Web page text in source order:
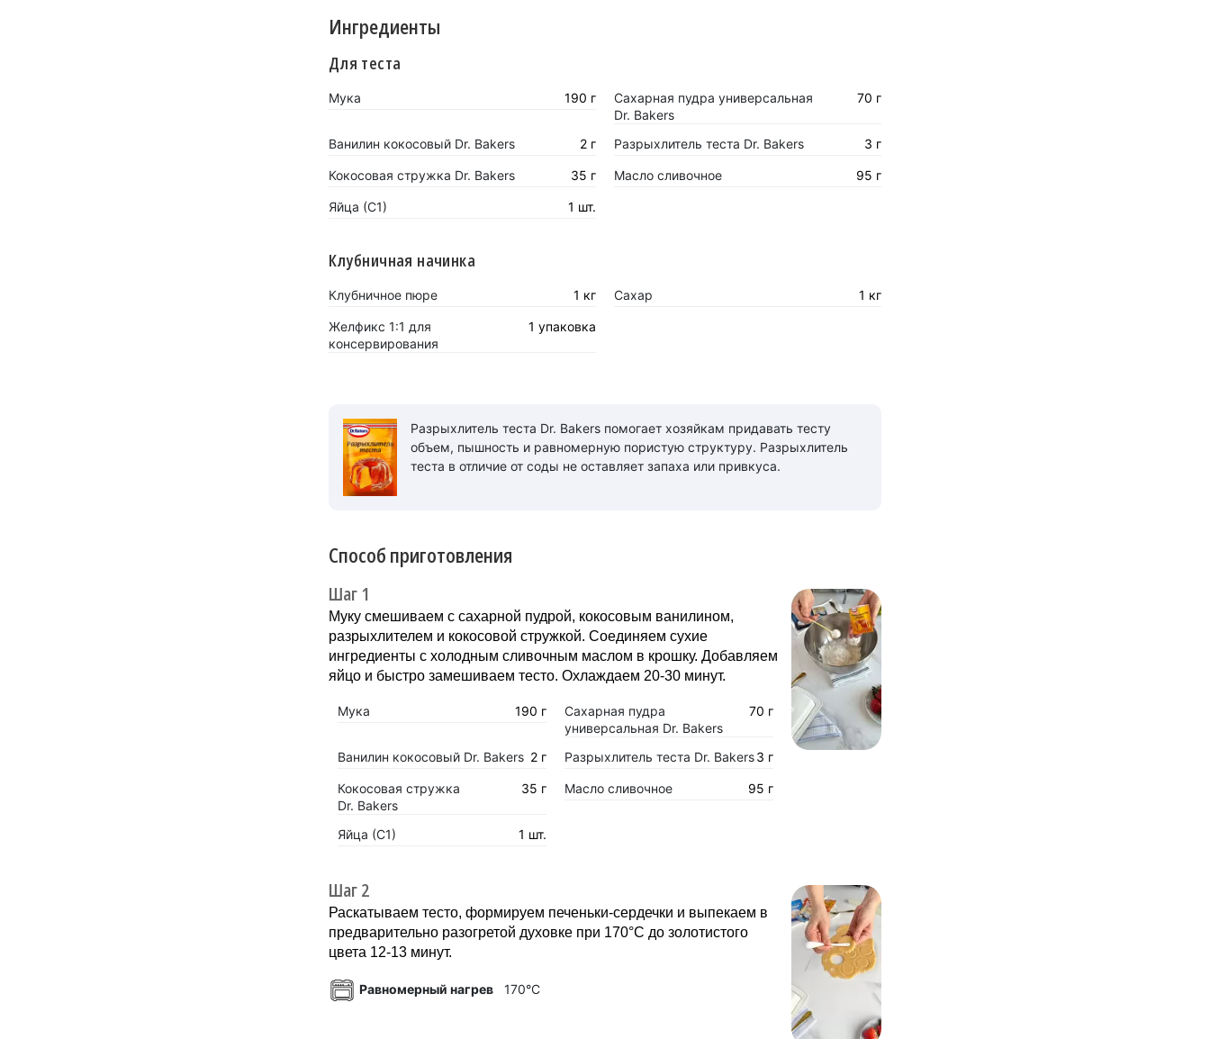
Ингредиенты
Для теста
Мука 190 г
Сахарная пудра универсальная
Dr. Bakers
70 г
Ванилин кокосовый Dr. Bakers 2 г Разрыхлитель теста Dr. Bakers 3 г
Кокосовая стружка Dr. Bakers 35 г Масло сливочное 95 г
Яйца (С1) 1 шт.
Клубничная начинка
Клубничное пюре 1 кг Сахар 1 кг
Желфикс 1:1 для
консервирования
1 упаковка
Разрыхлитель теста Dr. Bakers помогает хозяйкам придавать тесту
объем, пышность и равномерную пористую структуру. Разрыхлитель
теста в отличие от соды не оставляет запаха или привкуса.
Способ приготовления
Шаг 1
Муку смешиваем с сахарной пудрой, кокосовым ванилином,
разрыхлителем и кокосовой стружкой. Соединяем сухие
ингредиенты с холодным сливочным маслом в крошку. Добавляем
яйцо и быстро замешиваем тесто. Охлаждаем 20-30 минут.
Мука 190 г
Сахарная пудра
универсальная Dr. Bakers
70 г
Ванилин кокосовый Dr. Bakers 2 г Разрыхлитель теста Dr. Bakers3 г
Кокосовая стружка
Dr. Bakers
35 г Масло сливочное 95 г
Яйца (С1) 1 шт.
Шаг 2
Раскатываем тесто, формируем печеньки-сердечки и выпекаем в
предварительно разогретой духовке при 170°С до золотистого
цвета 12-13 минут.
Равномерный нагрев170°C